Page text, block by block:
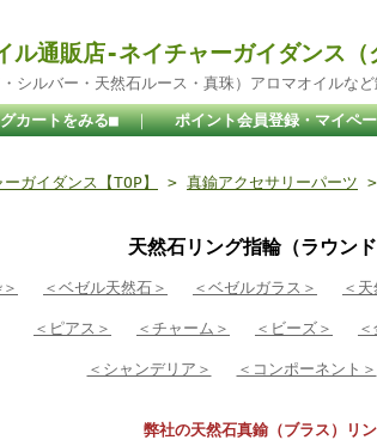
通販店-ネイチャーガイダンス（
シルバー・天然石ルース・真珠）アロマオイルな
カートをみる■ ｜ ポイント会員登録・マイペ
ガイダンス【TOP】 > 真鍮アクセサリーパーツ
天然石リング指輪（ラウン
＜ベゼル天然石＞ ＜ベゼルガラス＞ ＜
＜ピアス＞ ＜チャーム＞ ＜ビーズ＞
＜シャンデリア＞ ＜コンポーネント＞
弊社の天然石真鍮（ブラス）リ